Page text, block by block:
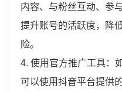
内容、与粉丝互动、参
提升账号的活跃度，降
险。
4. 使用官方推广工具：
可以使用抖音平台提供